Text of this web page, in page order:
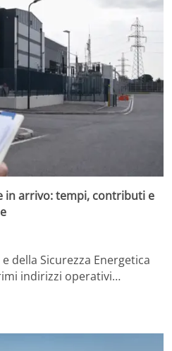
in arrivo: tempi, contributi e
della Sicurezza Energetica
indirizzi operativi…